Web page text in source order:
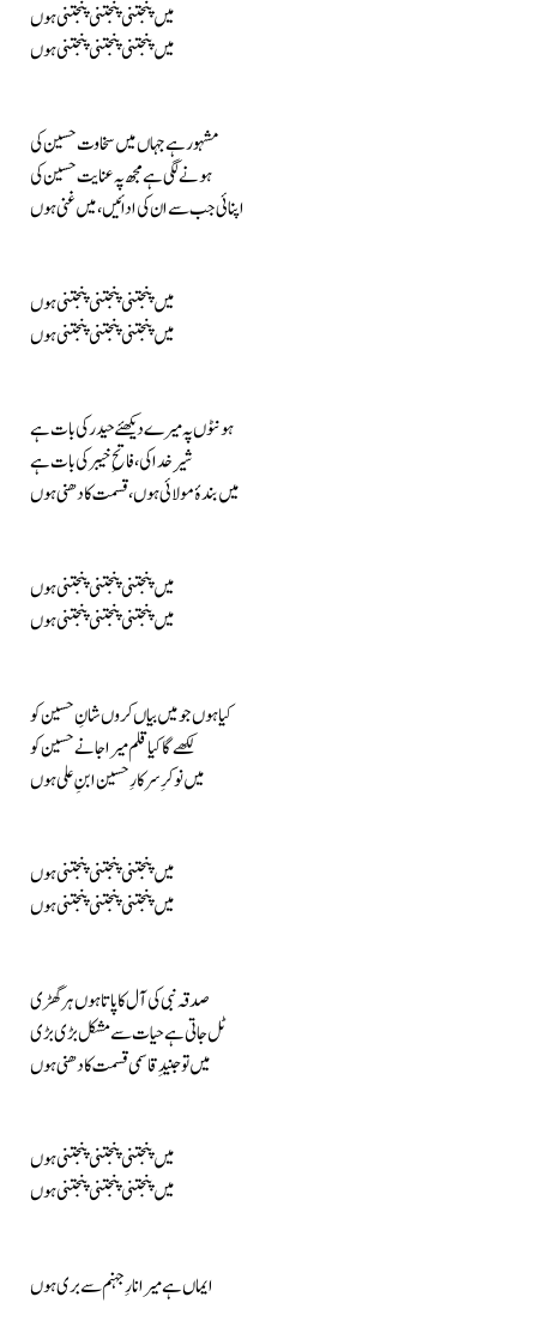
میں پنجتنی پنجتنی پنجتنی ہوں
میں پنجتنی پنجتنی پنجتنی ہوں
مشہور ہے جہاں میں سخاوت حسین کی
ہونے لگی ہے مجھ پہ عنایت حسین کی
اپنائی جب سے ان کی ادائیں، میں غنی ہوں
میں پنجتنی پنجتنی پنجتنی ہوں
میں پنجتنی پنجتنی پنجتنی ہوں
ہونٹوں پہ میرے دیکھئے حیدر کی بات ہے
شیرِ خدا کی، فاتحِ خیبر کی بات ہے
میں بندۂ مولا ئی ہوں، قسمت کا دھنی ہوں
میں پنجتنی پنجتنی پنجتنی ہوں
میں پنجتنی پنجتنی پنجتنی ہوں
کیا ہوں جو میں بیاں کروں شانِ حسین کو
لکھے گا کیا قلم میرا جانے حسین کو
میں نوکرِ سرکارِ حسین ابنِ علی ہوں
میں پنجتنی پنجتنی پنجتنی ہوں
میں پنجتنی پنجتنی پنجتنی ہوں
صدقہ نبی کی آل کا پاتا ہوں ہر گھڑی
ٹل جاتی ہے حیات سے مشکل بڑی بڑی
میں تو جنیدِ قاسمی قسمت کا دھنی ہوں
میں پنجتنی پنجتنی پنجتنی ہوں
میں پنجتنی پنجتنی پنجتنی ہوں
ایماں ہے میرا نارِ جہنم سے بری ہوں